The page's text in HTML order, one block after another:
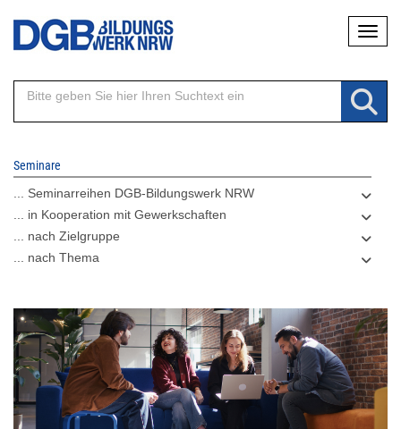
Direkt
Inhalt
Seminare
... Seminarreihen DGB-Bildungswerk NRW
... in Kooperation mit Gewerkschaften
... nach Zielgruppe
... nach Thema